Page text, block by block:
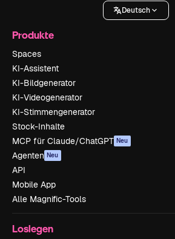
Deutsch
Produkte
Spaces
KI-Assistent
KI-Bildgenerator
KI-Videogenerator
KI-Stimmengenerator
Stock-Inhalte
MCP für Claude/ChatGPT Neu
Agenten Neu
API
Mobile App
Alle Magnific-Tools
Loslegen